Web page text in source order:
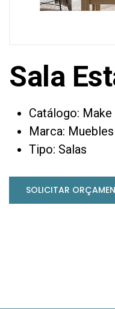
Sala
Catálogo:
Marca:
Tipo: Salas
SOLICITAR